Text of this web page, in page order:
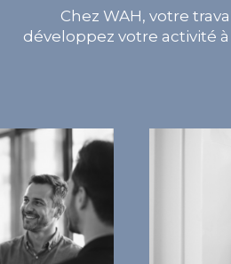
Chez WAH, votre
développez votre activité